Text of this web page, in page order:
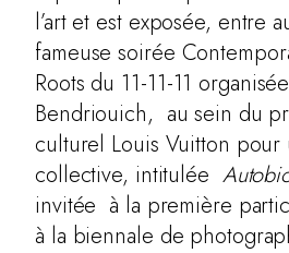
l’art et est exposée, entre
fameuse soirée
Roots du 11-11-11
Bendriouich, au sein du
culturel Louis Vuitton pour
collective, intitulée
invitée à la première
à la biennale de